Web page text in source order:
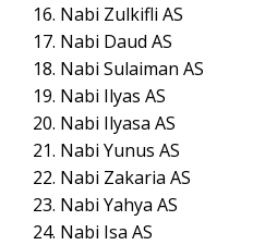
Nabi Zulkifli AS
Nabi Daud AS
Nabi Sulaiman AS
Nabi Ilyas AS
Nabi Ilyasa AS
Nabi Yunus AS
Nabi Zakaria AS
Nabi Yahya AS
Nabi Isa AS